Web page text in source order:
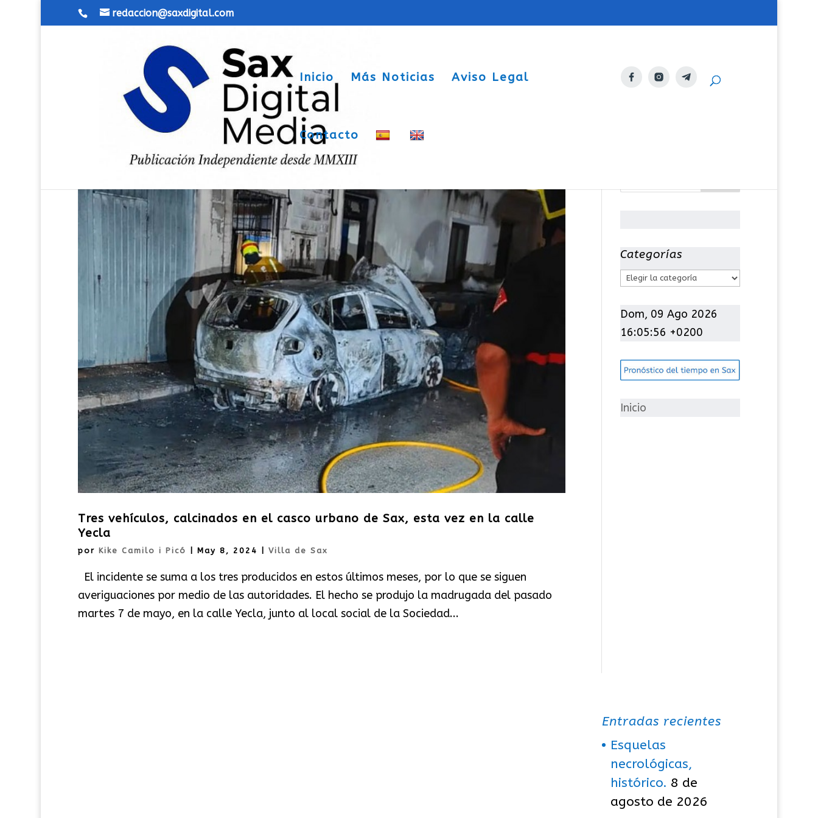
redaccion@saxdigital.com
Inicio Más Noticias Aviso Legal
Contacto
Tres vehículos, calcinados en el casco urbano de Sax, esta vez en la calle
Yecla
por Kike Camilo i Picó May 8, 2024 Villa de Sax
El incidente se suma a los tres producidos en estos últimos meses, por lo que se siguen
averiguaciones por medio de las autoridades. El hecho se produjo la madrugada del pasado
martes 7 de mayo, en la calle Yecla, junto al local social de la Sociedad...
Categorías
C
t
e
o
í
Dom, 09 Ago 2026
16:05:57 +0200
Inicio
Entradas recientes
Esquelas
necrológicas,
histórico. 8 de
agosto de 2026